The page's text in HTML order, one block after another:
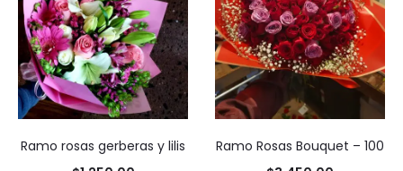
Ramo rosas gerberas y lilis
Ramo Rosas Bouquet – 100